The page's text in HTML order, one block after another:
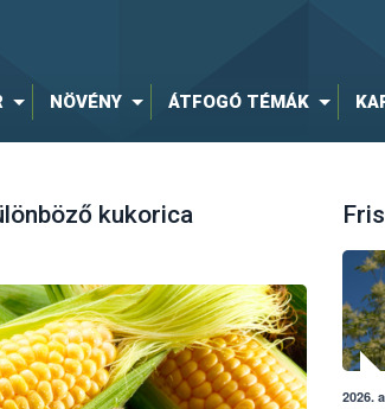
NÖVÉNY ÁTFOGÓ TÉMÁK
kukorica
2026.